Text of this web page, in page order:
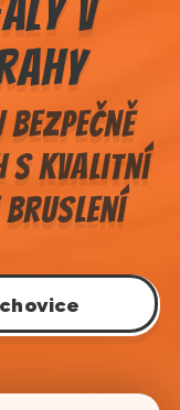
v
s kvalitní